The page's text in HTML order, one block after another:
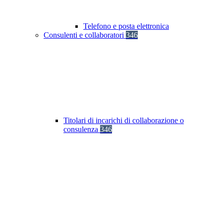
Telefono e posta elettronica
Consulenti e collaboratori 346
Titolari di incarichi di collaborazione o
consulenza 346